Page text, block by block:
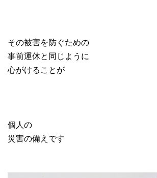
その被害を防ぐための
事前運休と同じように
心がけることが
個人の
災害の備えです